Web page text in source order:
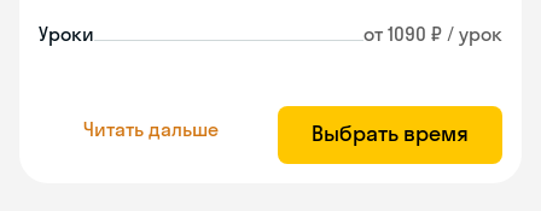
Уроки от 1090 ₽ / урок
Читать дальше Выбрать время